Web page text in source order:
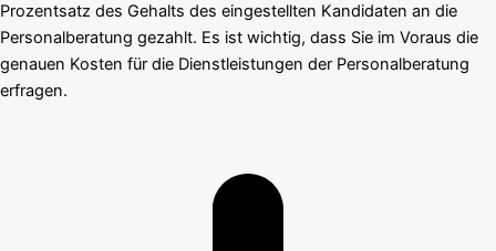
Prozentsatz des Gehalts des eingestellten Kandidaten an die
Personalberatung gezahlt. Es ist wichtig, dass Sie im Voraus die
genauen Kosten für die Dienstleistungen der Personalberatung
erfragen.